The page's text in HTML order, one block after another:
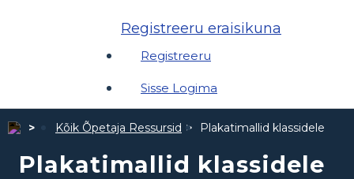
Registreeru eraisikuna
Registreeru
Sisse Logima
Kõik Õpetaja Ressursid Plakatimallid klassidele
Plakatimallid klassidele